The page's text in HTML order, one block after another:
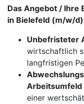
Das Angebot / Ihre
in Bielefeld (m/w/d)
Unbefristeter
wirtschaftlich
langfristigen
Arbeitsumfeld
einer